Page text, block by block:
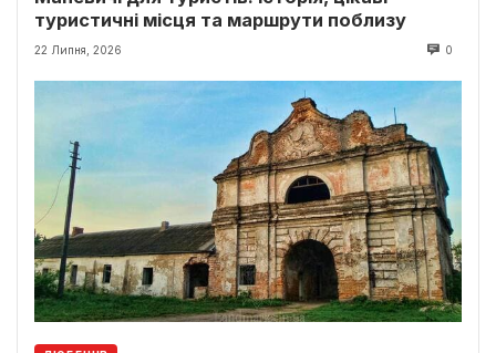
туристичні місця та маршрути поблизу
22 Липня, 2026 0